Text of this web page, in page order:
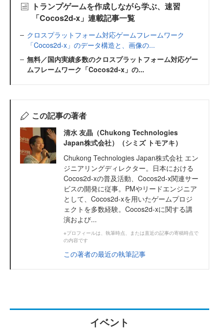
トランプゲームを作成しながら学ぶ、速習
「Cocos2d-x」連載記事一覧
クロスプラットフォーム対応ゲームフレームワーク
「Cocos2d-x」のデータ構造と、画像の...
無料／国内実績多数のクロスプラットフォーム対応ゲー
ムフレームワーク「Cocos2d-x」の...
この記事の著者
清水 友晶（Chukong Technologies
Japan株式会社）（シミズ トモアキ）
Chukong Technologies Japan株式会社 エン
ジニアリングディレクター。日本における
Cocos2d-xの普及活動、Cocos2d-x関連サー
ビスの開発に従事。PMやリードエンジニア
として、Cocos2d-xを用いたゲームプロジ
ェクトを多数経験。Cocos2d-xに関する講
演および...
※プロフィールは、執筆時点、または直近の記事の寄稿時点で
の内容です
この著者の最近の執筆記事
イベント